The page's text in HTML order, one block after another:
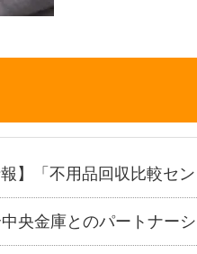
】「不用品回収比較セ
央金庫とのパートナー